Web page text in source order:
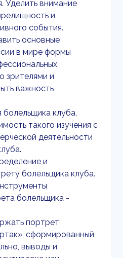
Уделить внимание
и
события.
основные
в мире формы
зрителями и
важность
болельщика клуба,
такого изучения с
деятельности
и
болельщика клуба.
болельщика -
портрет
сформированный
выводы и